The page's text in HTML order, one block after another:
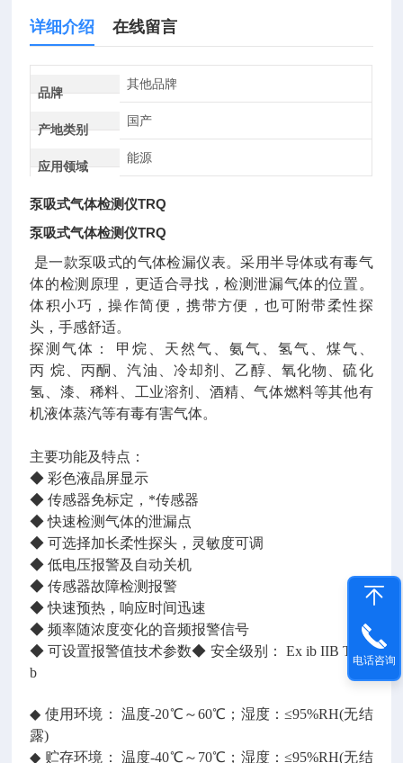
详细介绍 在线留言
品牌
其他品牌
产地类别
国产
应用领域
能源
泵吸式气体检测仪TRQ
泵吸式气体检测仪TRQ
是一款泵吸式的气体检漏仪表。采用半导体或有毒气
体的检测原理，更适合寻找，检测泄漏气体的位置。
体积小巧，操作简便，携带方便，也可附带柔性探
头，手感舒适。
探测气体： 甲烷、天然气、氨气、氢气、煤气、
丙 烷、丙酮、汽油、冷却剂、乙醇、氧化物、硫化
氢、漆、稀料、工业溶剂、酒精、气体燃料等其他有
机液体蒸汽等有毒有害气体。
主要功能及特点：
◆ 彩色液晶屏显示
◆ 传感器免标定，*传感器
◆ 快速检测气体的泄漏点
◆ 可选择加长柔性探头，灵敏度可调
◆ 低电压报警及自动关机
◆ 传感器故障检测报警
◆ 快速预热，响应时间迅速
◆ 频率随浓度变化的音频报警信号
◆ 可设置报警值技术参数◆ 安全级别： Ex ib IIB T3 G
b
◆ 使用环境： 温度-20℃～60℃；湿度：≤95%RH(无结
露)
◆ 贮存环境： 温度-40℃～70℃；湿度：≤95%RH(无结
电话咨询